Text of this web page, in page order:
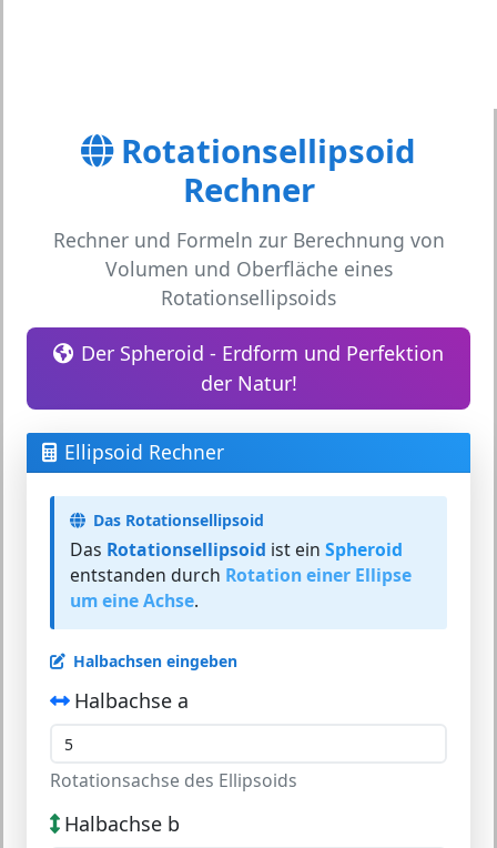
Rotationsellipsoid
Rechner
Rechner und Formeln zur Berechnung von
Volumen und Oberfläche eines
Rotationsellipsoids
Der Spheroid - Erdform und Perfektion
der Natur!
Ellipsoid Rechner
Das Rotationsellipsoid
Das Rotationsellipsoid ist ein Spheroid
entstanden durch Rotation einer Ellipse
um eine Achse.
Halbachsen eingeben
Halbachse a
Rotationsachse des Ellipsoids
Halbachse b